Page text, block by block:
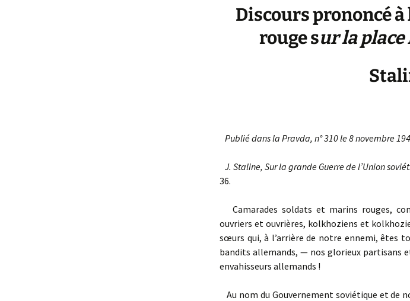
Discours prononcé à
rouge sur la place
Publié dans la Pravda, n° 310 le 8 novembre
J. Staline, Sur la grande Guerre de l’Union
36.
Camarades soldats et marins rouges,
ouvriers et ouvrières, kolkhoziens et
sœurs qui, à l’arrière de notre ennemi, êtes
bandits allemands, — nos glorieux partisans
envahisseurs allemands !
Au nom du Gouvernement soviétique et de